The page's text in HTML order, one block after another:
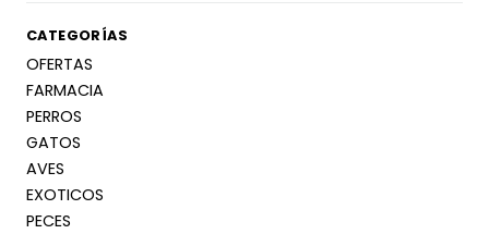
CATEGORÍAS
OFERTAS
FARMACIA
PERROS
GATOS
AVES
EXOTICOS
PECES